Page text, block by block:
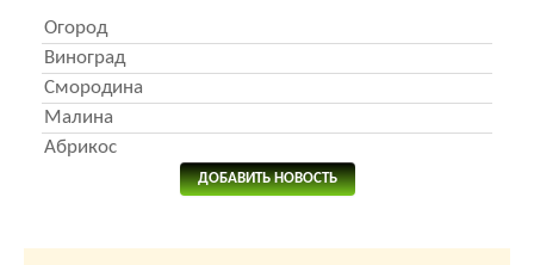
Огород
Виноград
Смородина
Малина
Абрикос
ДОБАВИТЬ НОВОСТЬ